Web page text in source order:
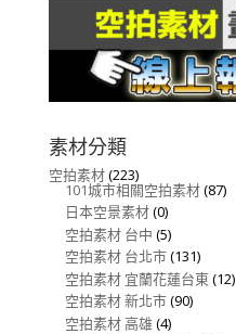
素材分類
空拍素材(223)
101城市相關空拍素材(87)
日本空景素材(0)
空拍素材 台中 (5)
空拍素材 台北市(131)
空拍素材 宜蘭花蓮台東(12)
空拍素材 新北市(90)
空拍素材 高雄 (4)